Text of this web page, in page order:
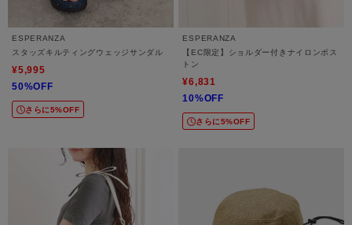
ESPERANZA
スタッズキルティングウェッジサンダル
¥5,995
50%OFF
さらに5%OFF
ESPERANZA
【EC限定】ショルダー付きナイロンボス
トン
¥6,831
10%OFF
さらに5%OFF